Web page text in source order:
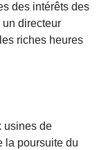
des intérêts des
un directeur
riches heures
usines de
la poursuite du